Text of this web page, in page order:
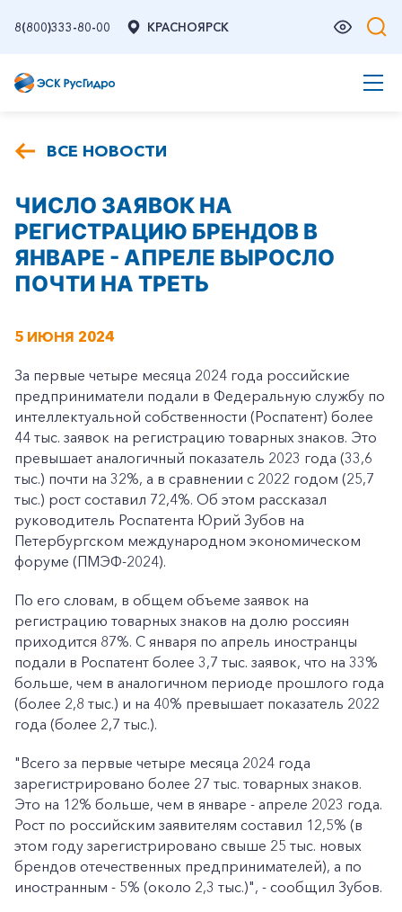
8(800)333-80-00 КРАСНОЯРСК
ВСЕ НОВОСТИ
ЧИСЛО ЗАЯВОК НА
РЕГИСТРАЦИЮ БРЕНДОВ В
ЯНВАРЕ - АПРЕЛЕ ВЫРОСЛО
ПОЧТИ НА ТРЕТЬ
5 ИЮНЯ 2024
За первые четыре месяца 2024 года российские
предприниматели подали в Федеральную службу по
интеллектуальной собственности (Роспатент) более
44 тыс. заявок на регистрацию товарных знаков. Это
превышает аналогичный показатель 2023 года (33,6
тыс.) почти на 32%, а в сравнении с 2022 годом (25,7
тыс.) рост составил 72,4%. Об этом рассказал
руководитель Роспатента Юрий Зубов на
Петербургском международном экономическом
форуме (ПМЭФ-2024).
По его словам, в общем объеме заявок на
регистрацию товарных знаков на долю россиян
приходится 87%. С января по апрель иностранцы
подали в Роспатент более 3,7 тыс. заявок, что на 33%
больше, чем в аналогичном периоде прошлого года
(более 2,8 тыс.) и на 40% превышает показатель 2022
года (более 2,7 тыс.).
"Всего за первые четыре месяца 2024 года
зарегистрировано более 27 тыс. товарных знаков.
Это на 12% больше, чем в январе - апреле 2023 года.
Рост по российским заявителям составил 12,5% (в
этом году зарегистрировано свыше 25 тыс. новых
брендов отечественных предпринимателей), а по
иностранным - 5% (около 2,3 тыс.)", - сообщил Зубов.